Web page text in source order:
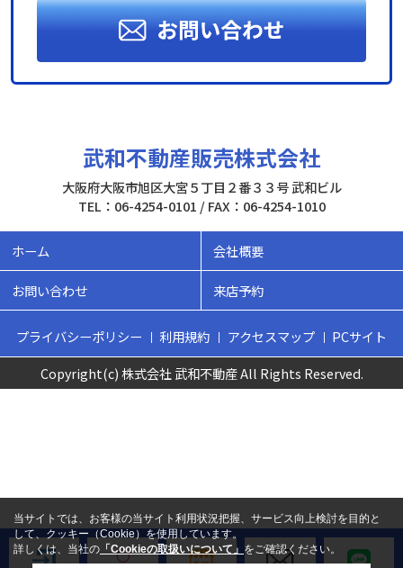
武和不動産販売株式会社
大阪府大阪市旭区大宮５丁目２番３３号 武和ビル
TEL：06-4254-0101 / FAX：06-4254-1010
ホーム 会社概要
お問い合わせ 来店予約
プライバシーポリシー 利用規約 アクセスマップ
PCサイト
Copyright(c) 株式会社 武和不動産 All Rights Reserved.
当サイトでは、お客様の当サイト利用状況把握、サービス向上検討を目的と
して、クッキー（Cookie）を使用しています。
詳しくは、当社の 「Cookieの取扱いについて」 をご確認ください。